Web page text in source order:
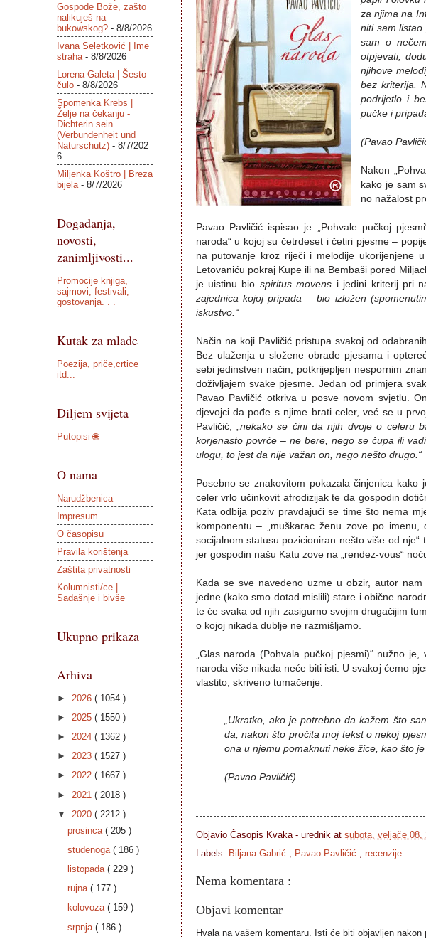
za njima na
niti sam
sam o
otpjevati,
njihove
bez kriterija.
podrijetlo i
pučke i
(Pavao
Nakon
kako je sam
no nažalost
Pavao Pavličić ispisao je „Pohvale pučkoj
naroda“ u kojoj su četrdeset i četiri pjesme –
na putovanje kroz riječi i melodije ukorijenjene
Letovaniću pokraj Kupe ili na Bembaši pored
je uistinu bio spiritus movens i jedini kriterij pri
zajednica kojoj pripada – bio izložen
iskustvo.“
Način na koji Pavličić pristupa svakoj od
Bez ulaženja u složene obrade pjesama i
sebi jedinstven način, potkrijepljen nespornim
doživljajem svake pjesme. Jedan od primjera
Pavao Pavličić otkriva u posve novom svjetlu.
djevojci da pođe s njime brati celer, već se u
Pavličić, „ nekako se čini da njih dvoje o celeru
korjenasto povrće – ne bere, nego se čupa ili
ulogu, to jest da nije važan on, nego nešto drugo.“
Posebno se znakovitom pokazala činjenica
celer vrlo učinkovit afrodizijak te da gospodin
Kata odbija poziv pravdajući se time što nema
komponentu – „muškarac ženu zove po
socijalnom statusu pozicioniran nešto više od
jer gospodin našu Katu zove na „rendez-vous“
Kada se sve navedeno uzme u obzir, autor
jedne (kako smo dotad mislili) stare i obične
te će svaka od njih zasigurno svojim drugačijim
o kojoj nikada dublje ne razmišljamo.
„Glas naroda (Pohvala pučkoj pjesmi)“ nužno
naroda više nikada neće biti isti. U svakoj ćemo
vlastito, skriveno tumačenje.
„Ukratko, ako je potrebno da kažem što
da, nakon što pročita moj tekst o nekoj
ona u njemu pomaknuti neke žice, kao što
(Pavao Pavličić)
Objavio Časopis Kvaka - urednik at subota, veljače 08,
Labels: Biljana Gabrić , Pavao Pavličić , recenzije
Nema komentara :
Objavi komentar
Hvala na vašem komentaru. Isti će biti objavljen nakon
Gospode Bože, zašto
nalikuješ na
bukowskog?- 8/8/2026
Ivana Seletković | Ime
straha- 8/8/2026
Lorena Galeta | Šesto
čulo- 8/8/2026
Spomenka Krebs |
Želje na čekanju -
Dichterin sein
(Verbundenheit und
Naturschutz)- 8/7/202
6
Miljenka Koštro | Breza
bijela- 8/7/2026
Događanja,
novosti,
zanimljivosti...
Promocije knjiga,
sajmovi, festivali,
gostovanja. . .
Kutak za mlade
Poezija, priče,crtice
itd...
Diljem svijeta
Putopisi 🌐
O nama
Narudžbenica
Impresum
O časopisu
Pravila korištenja
Zaštita privatnosti
Kolumnisti/ce |
Sadašnje i bivše
Ukupno prikaza
Arhiva
► 2026 ( 1054 )
► 2025 ( 1550 )
► 2024 ( 1362 )
► 2023 ( 1527 )
► 2022 ( 1667 )
► 2021 ( 2018 )
▼ 2020 ( 2212 )
prosinca ( 205 )
studenoga ( 186 )
listopada ( 229 )
rujna ( 177 )
kolovoza ( 159 )
srpnja ( 186 )